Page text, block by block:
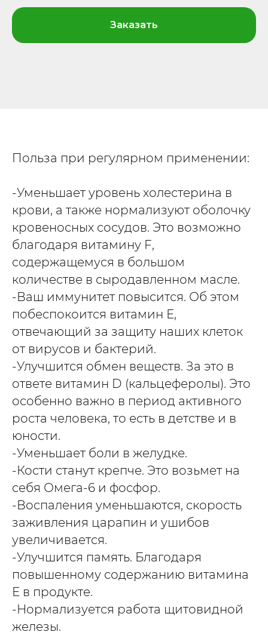
Заказать
Польза при регулярном применении:
-Уменьшает уровень холестерина в
крови, а также нормализуют оболочку
кровеносных сосудов. Это возможно
благодаря витамину F,
содержащемуся в большом
количестве в сыродавленном масле.
-Ваш иммунитет повысится. Об этом
побеспокоится витамин Е,
отвечающий за защиту наших клеток
от вирусов и бактерий.
-Улучшится обмен веществ. За это в
ответе витамин D (кальцеферолы). Это
особенно важно в период активного
роста человека, то есть в детстве и в
юности.
-Уменьшает боли в желудке.
-Кости станут крепче. Это возьмет на
себя Омега-6 и фосфор.
-Воспаления уменьшаются, скорость
заживления царапин и ушибов
увеличивается.
-Улучшится память. Благодаря
повышенному содержанию витамина
Е в продукте.
-Нормализуется работа щитовидной
железы.